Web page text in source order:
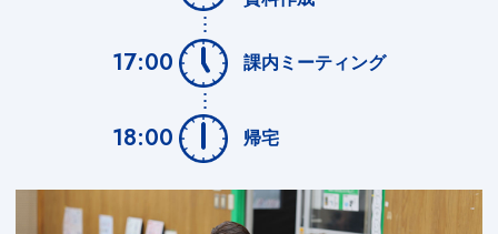
17:00 課内ミーティング
18:00 帰宅